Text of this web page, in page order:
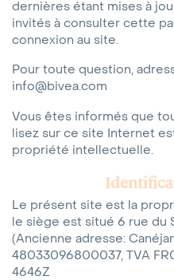
dernières étant mises à
invités à consulter cette
connexion au site.
Pour toute question,
info@bivea.com
Vous êtes informés que
lisez sur ce site Internet
propriété intellectuelle.
Le présent site est la
le siège est situé 6 rue du
(Ancienne adresse: Canéjan
48033096800037, TVA
4646Z